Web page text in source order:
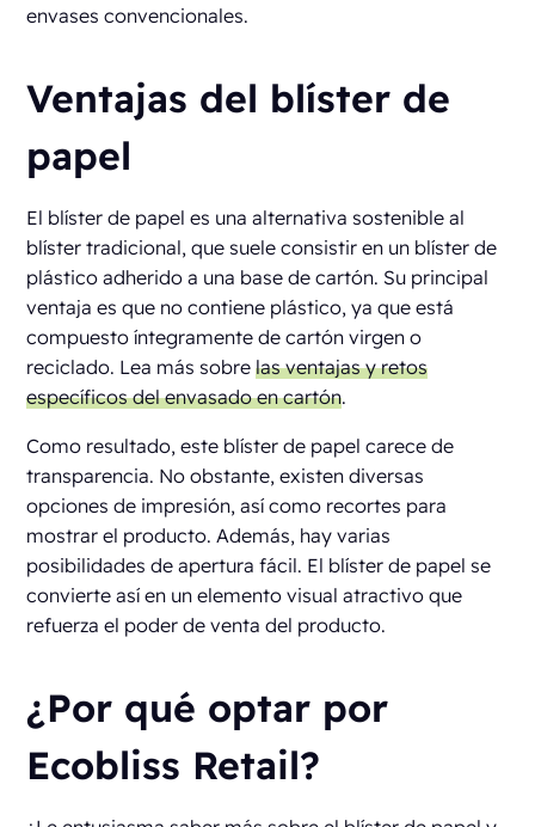
envases convencionales.
Ventajas del blíster de
papel
El blíster de papel es una alternativa sostenible al
blíster tradicional, que suele consistir en un blíster de
plástico adherido a una base de cartón. Su principal
ventaja es que no contiene plástico, ya que está
compuesto íntegramente de cartón virgen o
reciclado. Lea más sobrelas ventajas y retos
específicos del envasado en cartón.
Como resultado, este blíster de papel carece de
transparencia. No obstante, existen diversas
opciones de impresión, así como recortes para
mostrar el producto. Además, hay varias
posibilidades de apertura fácil. El blíster de papel se
convierte así en un elemento visual atractivo que
refuerza el poder de venta del producto.
¿Por qué optar por
Ecobliss Retail?